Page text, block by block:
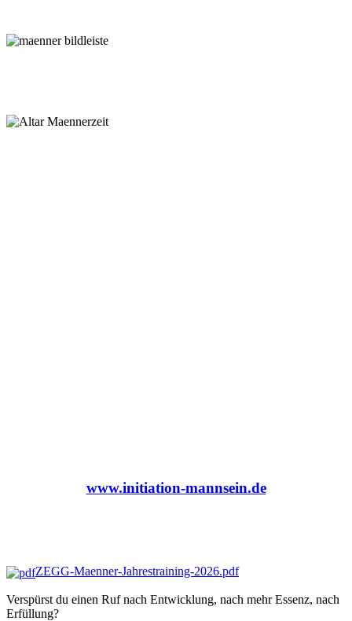
www.initiation-mannsein.de
ZEGG-Maenner-Jahrestraining-2026.pdf
Verspürst du einen Ruf nach Entwicklung, nach mehr Essenz, nach
Erfüllung?